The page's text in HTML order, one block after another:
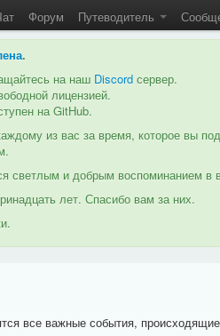
Форум Путеводитель
.
на наш Discord сервер.
лицензией.
на GitHub.
из вас за время, которое вы
светлым и добрым воспоминанием
лет. Спасибо вам за них.
все важные события,